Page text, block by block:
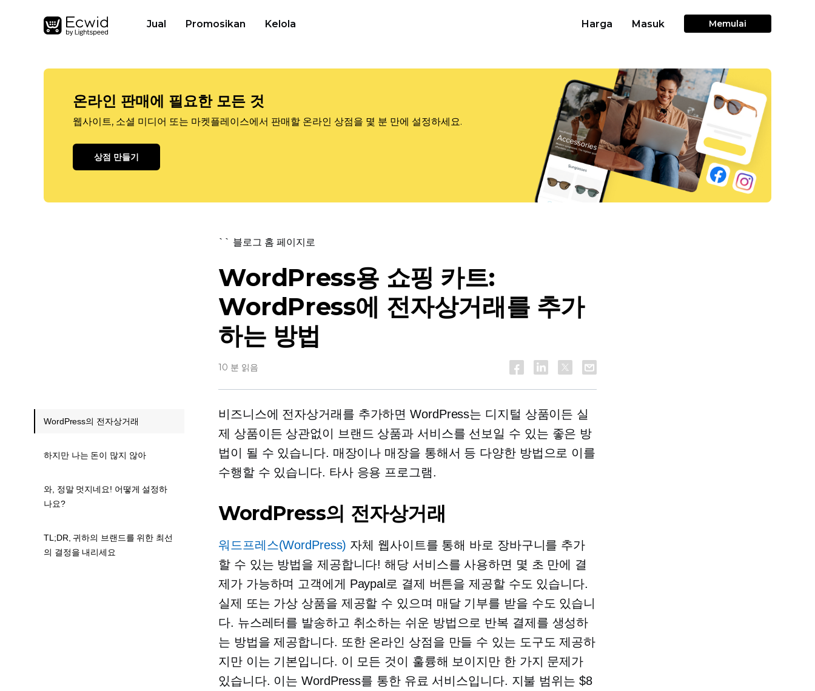
Jual Promosikan Kelola Harga Masuk Memulai
온라인 판매에 필요한 모든 것
웹사이트, 소셜 미디어 또는 마켓플레이스에서 판매할 온라인 상점을 몇 분 만에 설정하세요.
상점 만들기
`` 블로그 홈 페이지로
WordPress용 쇼핑 카트:
WordPress에 전자상거래를 추가
하는 방법
10 분 읽음
비즈니스에 전자상거래를 추가하면 WordPress는 디지털 상품이든 실
제 상품이든 상관없이 브랜드 상품과 서비스를 선보일 수 있는 좋은 방
법이 될 수 있습니다. 매장이나 매장을 통해서 등 다양한 방법으로 이를
수행할 수 있습니다. 타사응용 프로그램.
WordPress의 전자상거래
워드프레스(WordPress) 자체 웹사이트를 통해 바로 장바구니를 추가
할 수 있는 방법을 제공합니다! 해당 서비스를 사용하면 몇 초 만에 결
제가 가능하며 고객에게 Paypal로 결제 버튼을 제공할 수도 있습니다.
실제 또는 가상 상품을 제공할 수 있으며 매달 기부를 받을 수도 있습니
다. 뉴스레터를 발송하고 취소하는 쉬운 방법으로 반복 결제를 생성하
는 방법을 제공합니다. 또한 온라인 상점을 만들 수 있는 도구도 제공하
지만 이는 기본입니다. 이 모든 것이 훌륭해 보이지만 한 가지 문제가
있습니다. 이는 WordPress를 통한 유료 서비스입니다. 지불 범위는 $8
WordPress의 전자상거래
하지만 나는 돈이 많지 않아
와, 정말 멋지네요! 어떻게 설정하
나요?
TL;DR, 귀하의 브랜드를 위한 최선
의 결정을 내리세요